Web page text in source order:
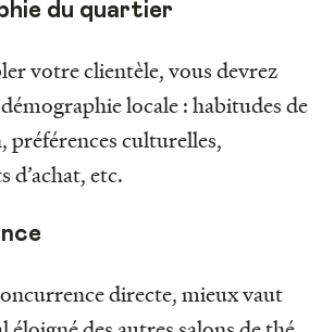
du quartier
votre clientèle, vous devrez
locale : habitudes de
préférences culturelles,
etc.
directe, mieux vaut